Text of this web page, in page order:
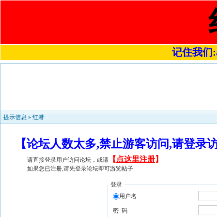
记住我们
提示信息 » 红港
【论坛人数太多,禁止游客访问,请登
请直接登录用户访问论坛，或请 【 点这里注册】
如果您已注册,请先登录论坛即可游览帖子
登录
用户名
密 码